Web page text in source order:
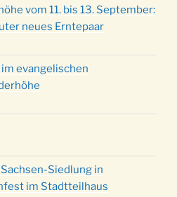
15:00 Uhr
in der FeG um 16 Uhr
in der Kirche um
in der Kirche um
ev. Jugend in der Kirche
Silvester in der Kirche um
vom 11. bis 13. September:
neues Erntepaar
evangelischen
Siedlung in
im Stadtteilhaus